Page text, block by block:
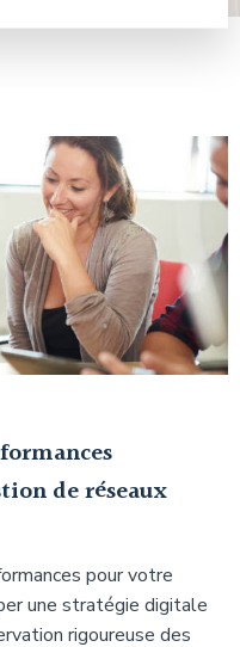
de réseaux
pour votre
une stratégie digitale
rigoureuse des